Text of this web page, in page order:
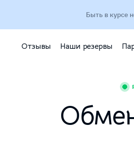
Быть в курсе
Отзывы Наши резервы